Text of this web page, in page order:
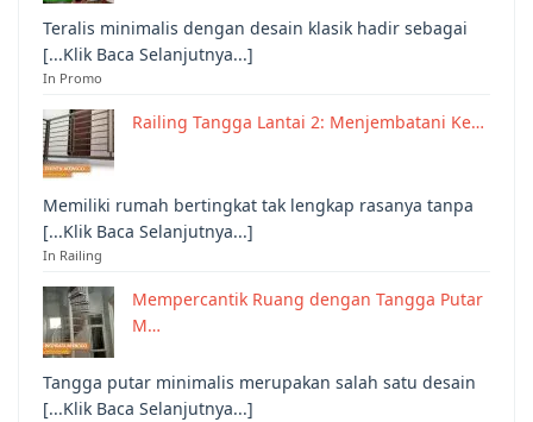
Teralis minimalis dengan desain klasik hadir sebagai
[...Klik Baca Selanjutnya...]
In Promo
Railing Tangga Lantai 2: Menjembatani Ke…
Memiliki rumah bertingkat tak lengkap rasanya tanpa
[...Klik Baca Selanjutnya...]
In Railing
Mempercantik Ruang dengan Tangga Putar
M…
Tangga putar minimalis merupakan salah satu desain
[...Klik Baca Selanjutnya...]